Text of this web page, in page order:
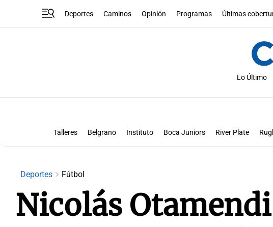
Deportes Caminos Opinión Programas Últimas
Lo Último
Talleres Belgrano Instituto Boca Juniors River Plate
Deportes Fútbol
Nicolás